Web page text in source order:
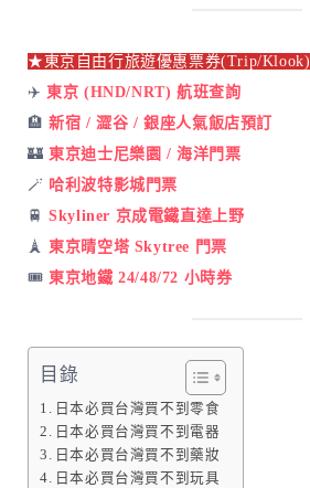
★東京自由行旅遊優惠票券(Trip/Klook)
✈️ 東京 (HND/NRT) 航班查詢
🏨新宿 / 澀谷 / 銀座人氣飯店預訂
🏰 東京迪士尼樂園 / 海洋門票
🪄 哈利波特影城門票
🚆Skyliner 京成電鐵直達上野
🗼 東京晴空塔 Skytree 門票
🎟️ 東京地鐵 24/48/72 小時券
目錄
日本必買台灣買不到零食
日本必買台灣買不到電器
日本必買台灣買不到藥妝
日本必買台灣買不到玩具